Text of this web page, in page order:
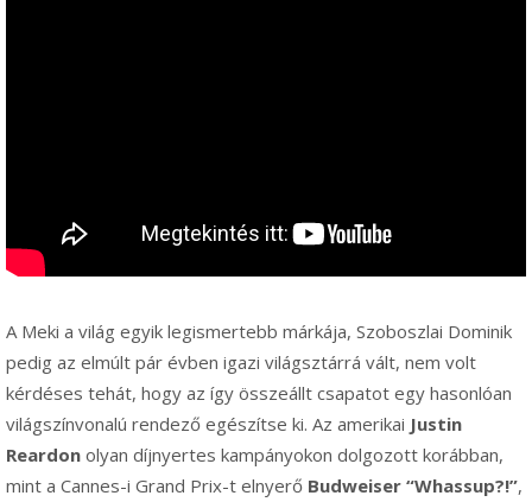
A Meki a világ egyik legismertebb márkája, Szoboszlai Dominik
pedig az elmúlt pár évben igazi világsztárrá vált, nem volt
kérdéses tehát, hogy az így összeállt csapatot egy hasonlóan
világszínvonalú rendező egészítse ki. Az amerikai Justin
Reardon olyan díjnyertes kampányokon dolgozott korábban,
mint a Cannes-i Grand Prix-t elnyerő Budweiser “Whassup?!”,